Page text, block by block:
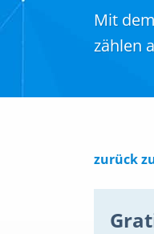
Mit
zählen
zurück